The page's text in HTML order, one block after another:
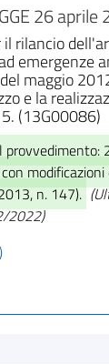
26 aprile
rilancio
emergenze
maggio
e la
(13G00086)
n. 147).
2022)